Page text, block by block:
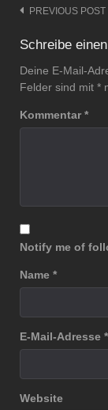
Post
PREVIOUS POST
Schreibe
Deine E-Mail-
Felder sind mit *
Kommentar *
Notify me of
Name *
E-Mail-Adresse *
Website